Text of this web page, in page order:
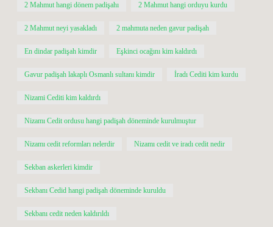
2 Mahmut hangi dönem padişahı 2 Mahmut hangi orduyu kurdu
2 Mahmut neyi yasakladı 2 mahmuta neden gavur padişah
En dindar padişah kimdir Eşkinci ocağını kim kaldırdı
Gavur padişah lakaplı Osmanlı sultanı kimdir İradı Cediti kim kurdu
Nizami Cediti kim kaldırdı
Nizamı Cedit ordusu hangi padişah döneminde kurulmuştur
Nizamı cedit reformları nelerdir Nizamı cedit ve iradı cedit nedir
Sekban askerleri kimdir
Sekbanı Cedid hangi padişah döneminde kuruldu
Sekbanı cedit neden kaldırıldı